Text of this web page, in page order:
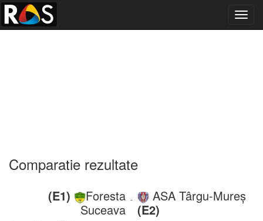
Comparatie rezultate
(E1)
Foresta
Suceava
-
ASA Târgu-Mureș
(E2)